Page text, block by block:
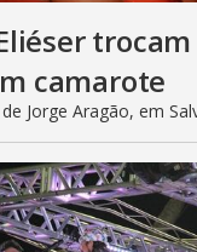
camarote
Jorge Aragão, em